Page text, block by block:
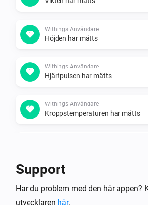
Withings Användare
Höjden har mätts
Withings Användare
Hjärtpulsen har mätts
Withings Användare
Kroppstemperaturen har mätts
Benmassan har mätts
Support
Har du problem med den här appen?
utvecklaren här.